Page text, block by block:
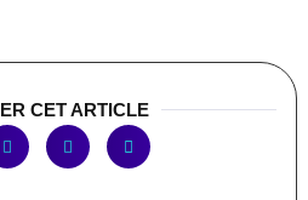
CET ARTICLE